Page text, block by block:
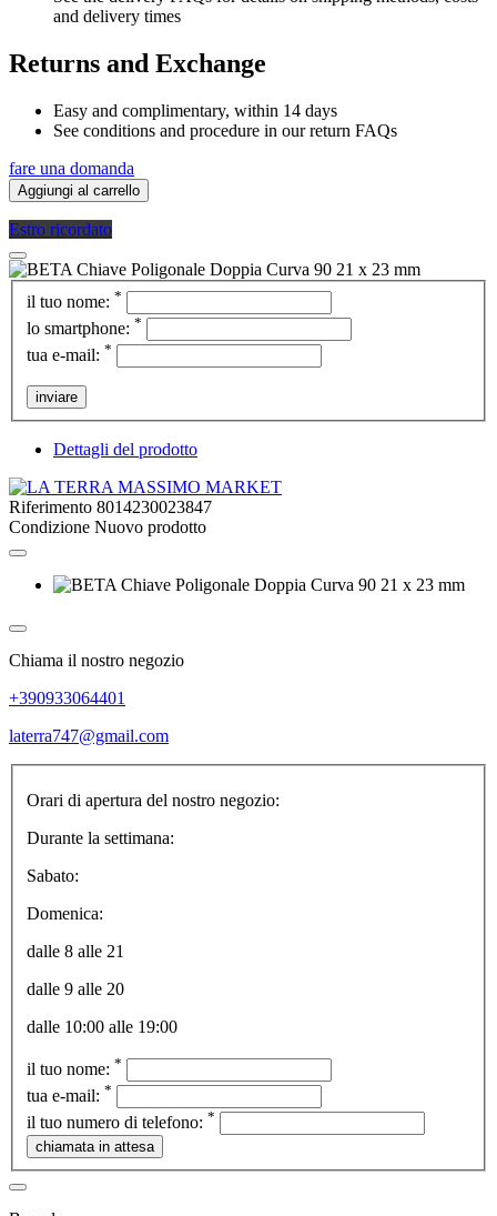
and delivery times
Returns and Exchange
Easy and complimentary, within 14 days
See conditions and procedure in our return FAQs
fare una domanda
Aggiungi al carrello
Estro ricordato
il tuo nome: *
lo smartphone: *
tua e-mail: *
inviare
Dettagli del prodotto
Riferimento 8014230023847
Condizione Nuovo prodotto
Chiama il nostro negozio
+390933064401
laterra747@gmail.com
Orari di apertura del nostro negozio:
Durante la settimana:
Sabato:
Domenica:
dalle 8 alle 21
dalle 9 alle 20
dalle 10:00 alle 19:00
il tuo nome: *
tua e-mail: *
il tuo numero di telefono: *